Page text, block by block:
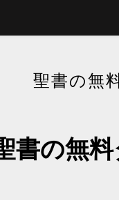
聖書の無
書の無